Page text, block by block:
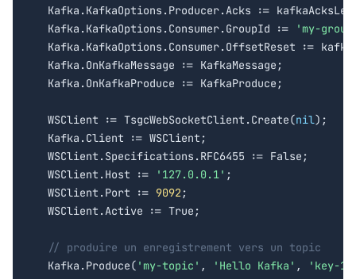
Kafka.KafkaOptions.Producer.Acks :=
  Kafka.KafkaOptions.Consumer.GroupId :=
'my-
Kafka.KafkaOptions.Consumer.OffsetReset :=
  Kafka.OnKafkaMessage := KafkaMessage;
  Kafka.OnKafkaProduce := KafkaProduce;
  WSClient := TsgcWebSocketClient.Create(
nil);
  Kafka.Client := WSClient;
  WSClient.Specifications.RFC6455 := False;
  WSClient.Host :=
'127.0.0.1' ;
  WSClient.Port :=
9092;
  WSClient.Active := True;
// produire un enregistrement vers un topic
  Kafka.Produce(
'my-topic' , 'Hello Kafka' , 'key-1'